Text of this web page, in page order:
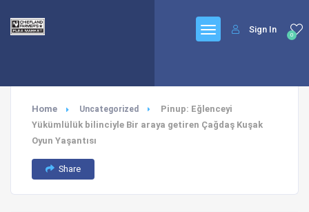
0
Sign In
Home Uncategorized
Pinup: Eğlenceyi
Yükümlülük bilinciyle Bir araya getiren Çağdaş Kuşak
Oyun Yaşantısı
Share